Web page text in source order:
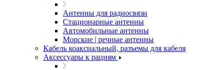
Антенны для радиосвязи
Стационарные антенны
Автомобильные антенны
Морские | речные антенны
Кабель коаксиальный, разъемы для кабеля
Аксессуары к рациям